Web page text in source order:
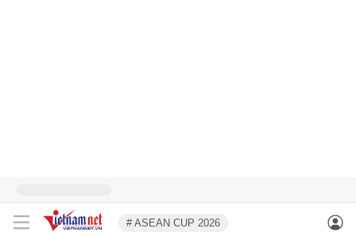
# ASEAN CUP 2026